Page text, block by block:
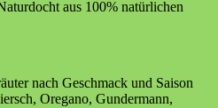
aus 100% natürlichen
nach Geschmack und Saison
Oregano, Gundermann,